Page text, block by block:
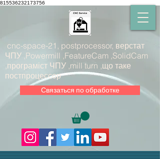
815536232173756
cnc-space-21, postprocessor, верстат
ЧПУ ,Powermill ,FeatureCam ,SolidCam
,програміст ЧПУ ,mill turn ,що таке
постпроцессор
Связаться по обработке